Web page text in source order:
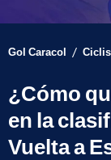
Gol Caracol /
¿Cómo
en la
Vuelta a